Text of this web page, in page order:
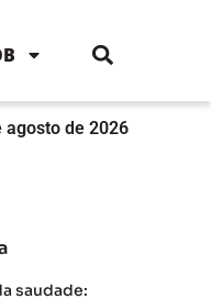
b
n
g
a
m
agosto de 2026
saudade: